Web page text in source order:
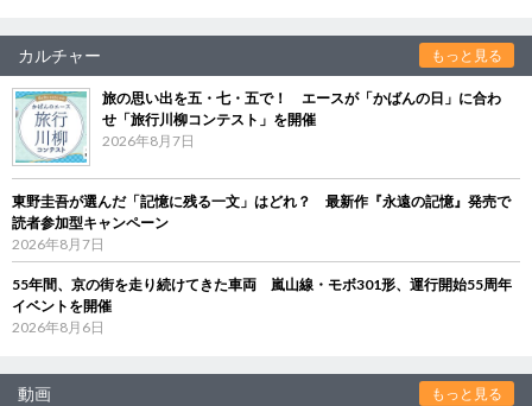
カルチャー もっと見る
旅の思い出を五・七・五で！ エースが「かばんの日」に合わ
せ「旅行川柳コンテスト」を開催
2026年8月7日
東野圭吾が選んだ「記憶に残る一文」はどれ？ 最新作『永遠の記憶』発売で
読者参加型キャンペーン
2026年8月7日
55年間、京の街を走り続けてきた車両 嵐山線・モボ301形、運行開始55周年
イベントを開催
2026年8月6日
動画 もっと見る